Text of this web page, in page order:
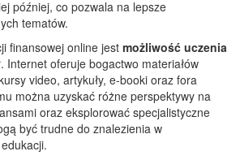
później, co pozwala na lepsze
tematów.
finansowej online jest możliwość uczenia
. Internet oferuje bogactwo materiałów
video, artykuły, e-booki oraz fora
można uzyskać różne perspektywy na
oraz eksplorować specjalistyczne
być trudne do znalezienia w